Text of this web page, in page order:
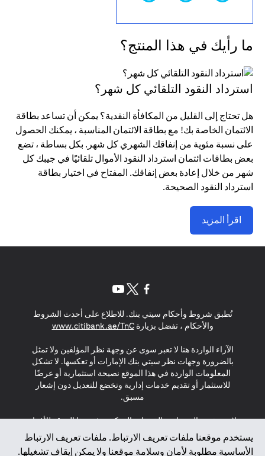
ما رأيك في هذا المنتج؟
استرداد النقود التلقائي كل شهر؟
هل تحتاج إلى القليل من المكافأة النقدية؟ يمكن أن تساعد بطاقة
الائتمان الخاصة بك! مع بطاقة الائتمان المناسبة ، يمكنك الحصول
على نسبة مئوية من إنفاقك الشهري كل شهر. بكل بساطة ، تضع
بعض بطاقات ائتمان استرداد النقود الأموال تلقائيًا في جيبك كل
شهر من خلال إعادة بعض إنفاقك. المفتاح في اختيار بطاقة
استرداد النقود الصحيحة.
اقرأ المزيد
يستخدم موقعنا ملفات تعريف الارتباط. ملفات تعريف الارتباط
الأساسية مطلوبة لأمان وسلامة موقعنا ولا يمكن إيقاف تشغيلها.
تُطبق شروط وأحكام سيتي بنك. للاطلاع على أحدث الشروط
والأحكام ، تفضل بزيارةwww.citibank.ae/TnC
(opens in a new tab)
الآراء الواردة هنا لا تعبر سوى عن وجهة نظر المؤلفين ولا تمثل
بالضرورة وجهات نظر سيتي بنك الإمارات أو تعكسها. لا تشكل
المعلومات الواردة في هذا الموقع نصيحة استثمارية أو عرضًا
للاستثمار أو تقديم خدمات إدارية وتخضع للتعديل دون إشعار
مسبق.
لا يتم تقديم المنتجات والخدمات المذكورة في هذا الموقع للأفراد
المقيمين في الاتحاد الأوروبي أو المنطقة الاقتصادية الأوروبية أو
سويسرا أو غيرنسي أو جيرسي أو موناكو أو سان مارينو أو